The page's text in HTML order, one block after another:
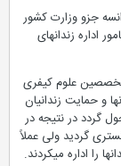
فرانسه جزو وزارت کشور
اداره زندانهای
علوم کیفری
و حمایت زندانیان
گردد در نتیجه در
گردید ولی عملاً
اداره میکردند.